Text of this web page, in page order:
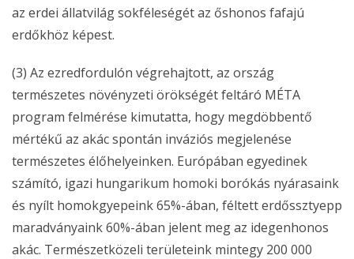
az erdei állatvilág sokféleségét az őshonos fafajú
erdőkhöz képest.
(3) Az ezredfordulón végrehajtott, az ország
természetes növényzeti örökségét feltáró MÉTA
program felmérése kimutatta, hogy megdöbbentő
mértékű az akác spontán inváziós megjelenése
természetes élőhelyeinken. Európában egyedinek
számító, igazi hungarikum homoki borókás nyárasaink
és nyílt homokgyepeink 65%-ában, féltett erdőssztyepp
maradványaink 60%-ában jelent meg az idegenhonos
akác. Természetközeli területeink mintegy 200 000